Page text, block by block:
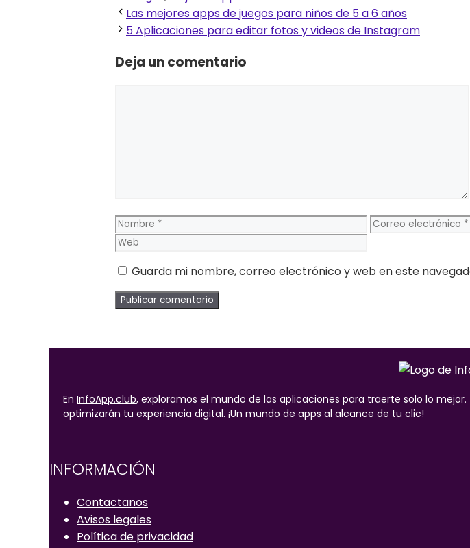
Las mejores apps de juegos para niños de 5 a 6 años
5 Aplicaciones para editar fotos y videos de Instagram
Deja un comentario
Nombre
Correo
Guarda mi nombre, correo electrónico y web en este
En InfoApp.club, exploramos el mundo de las aplicaciones para traerte solo lo
optimizarán tu experiencia digital. ¡Un mundo de apps al alcance de tu clic!
INFORMACIÓN
Contactanos
Avisos legales
Política de privacidad